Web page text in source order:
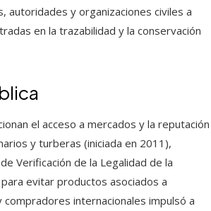
autoridades y organizaciones civiles a
en la trazabilidad y la conservación
el acceso a mercados y la reputación
y turberas (iniciada en 2011),
Verificación de la Legalidad de la
evitar productos asociados a
internacionales impulsó a